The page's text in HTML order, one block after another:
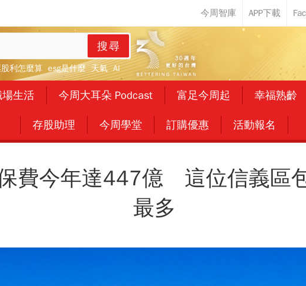
搜尋
利怎麼算 esg是什麼 天氣 AI
場生活 今周大耳朵 Podcast 富足今周起 幸福熟齡
存股助理 今周學堂 訂購優惠 活動報名
費今年達447億 這位信義區
最多